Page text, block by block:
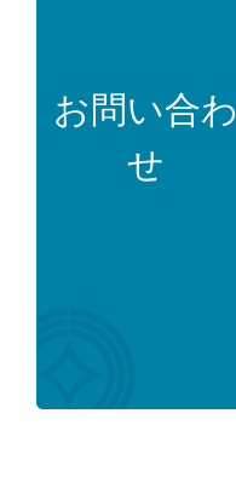
お問い合わ
せ